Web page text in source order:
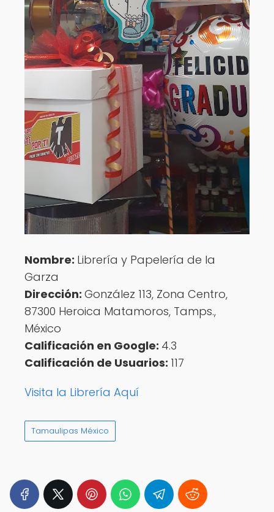
Nombre: Librería y Papelería de la
Garza
Dirección: González 113, Zona Centro,
87300 Heroica Matamoros, Tamps.,
México
Calificación en Google: 4.3
Calificación de Usuarios: 117
Visita la Librería Aquí
Tamaulipas México